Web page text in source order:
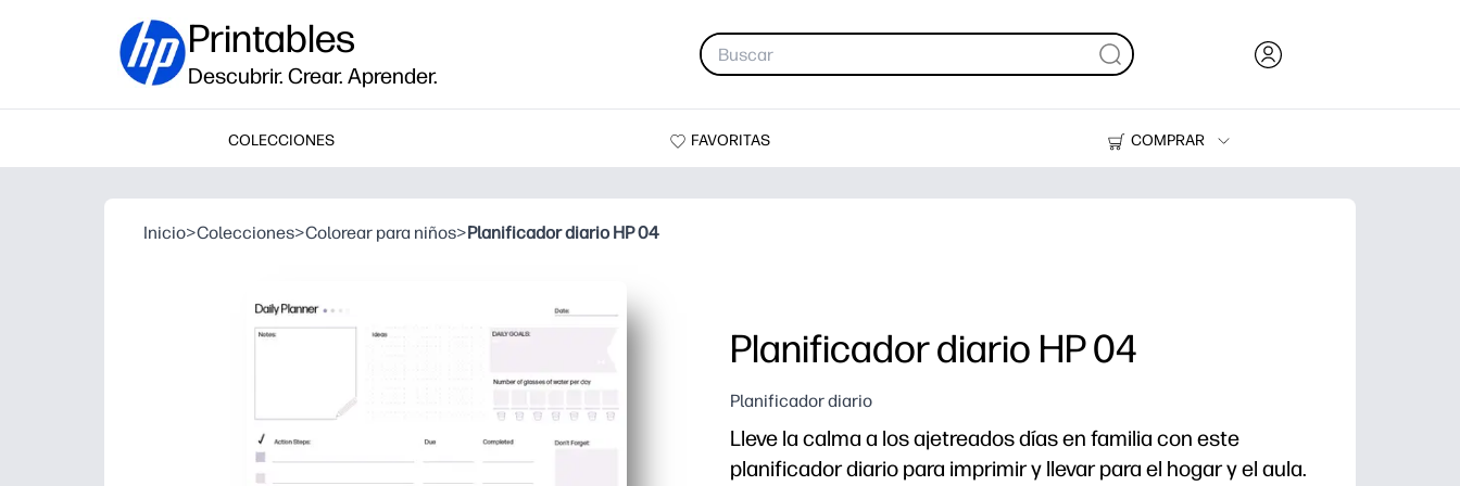
Printables
Descubrir. Crear. Aprender.
COLECCIONES FAVORITAS
COMPRAR
Impresoras
Inicio>Colecciones>Colorear para niños>Planificador diario HP 04
Planificador diario HP 04
Planificador diario
Lleve la calma a los ajetreados días en familia con este
planificador diario para imprimir y llevar para el hogar y el aula.